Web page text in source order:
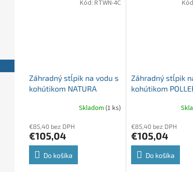
Záhradný stĺpik na vodu s
kohútikom NATURA
Skladom (1 ks)
€85,40 bez DPH
€105,04
Do košíka
Kód: RTWN-4C
Záhradný stĺpik
kohútikom
€85,40 bez DPH
€105,04
Do košíka